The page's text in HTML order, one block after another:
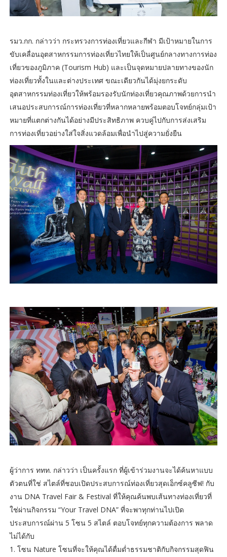
รมว.กก. กล่าวว่า กระทรวงการท่องเที่ยวและกีฬา มีเป้าหมายในการ
ขับเคลื่อนอุตสาหกรรมการท่องเที่ยวไทยให้เป็นศูนย์กลางทางการท่อง
เที่ยวของภูมิภาค (Tourism Hub) และเป็นจุดหมายปลายทางของนัก
ท่องเที่ยวทั้งในและต่างประเทศ ขณะเดียวกันได้มุ่งยกระดับ
อุตสาหกรรมท่องเที่ยวให้พร้อมรองรับนักท่องเที่ยวคุณภาพด้วยการนำ
เสนอประสบการณ์การท่องเที่ยวที่หลากหลายพร้อมตอบโจทย์กลุ่มเป้า
หมายที่แตกต่างกันได้อย่างมีประสิทธิภาพ ควบคู่ไปกับการส่งเสริม
การท่องเที่ยวอย่างใส่ใจสิ่งแวดล้อมเพื่อนำไปสู่ความยั่งยืน
ผู้ว่าการ ททท. กล่าวว่า เป็นครั้งแรก ที่ผู้เข้าร่วมงานจะได้ค้นหาแบบ
ตัวตนที่ใช่ สไตล์ที่ชอบเปิดประสบการณ์ท่องเที่ยวสุดเอ็กซ์คลูซีฟ! กับ
งาน DNA Travel Fair & Festival ที่ให้คุณค้นพบเส้นทางท่องเที่ยวที่
ใช่ผ่านกิจกรรม “Your Travel DNA” ที่จะพาทุกท่านไปเปิด
ประสบการณ์ผ่าน 5 โซน 5 สไตล์ ตอบโจทย์ทุกความต้องการ พลาด
ไม่ได้กับ
1. โซน Nature โซนที่จะให้คุณได้ดื่มด่ำธรรมชาติกับกิจกรรมสุดฟิน